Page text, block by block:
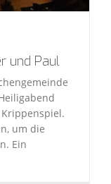
und Paul
um die
Ein